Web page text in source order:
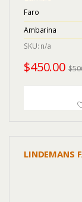
Faro
Ambarina
SKU: n/a
$450.00 $
LINDEMANS